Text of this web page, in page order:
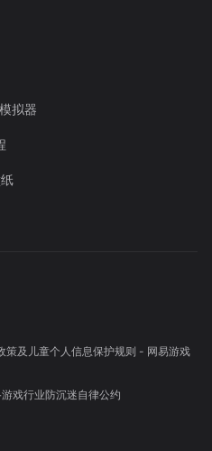
拟器
策及儿童个人信息保护规则 - 网易游戏
游戏行业防沉迷自律公约